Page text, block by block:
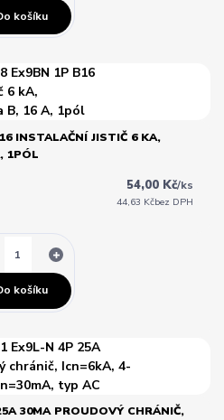
košíku
INSTALAČNÍ JISTIČ 6 KA,
1PÓL
54,00 Kč/ks
44,63 Kčbez DPH
košíku
30MA PROUDOVÝ CHRÁNIČ,